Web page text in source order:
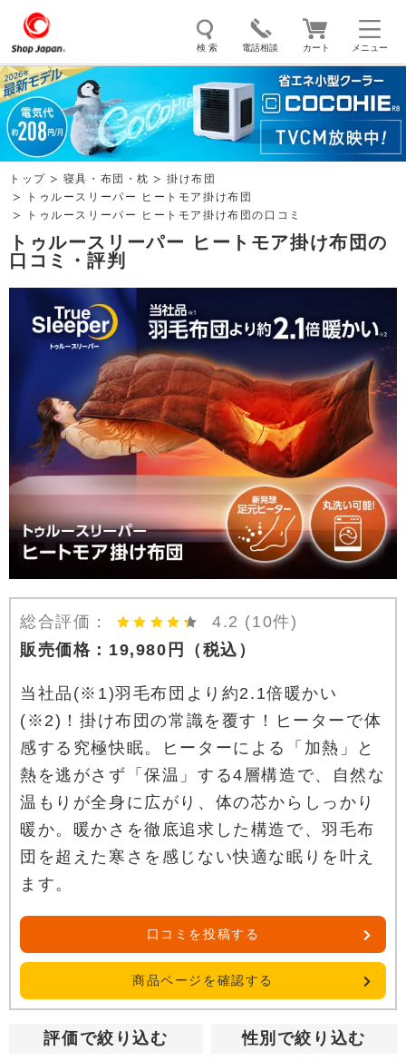
メニュー
検 索 電話相談 カート
トゥルースリーパー ソイリッチ ここひえ 枕
掃除機 クッキングプロ マイキュット
エアコン オーラルスマイル
トップ 寝具・布団・枕
掛け布団
トゥルースリーパー ヒートモア掛け布団
トゥルースリーパー ヒートモア掛け布団の口コミ
トゥルースリーパー ヒートモア掛け布団の
口コミ・評判
総合評価： 4.2 (10件)
販売価格： 19,980 円 （税込）
当社品(※1)羽毛布団より約2.1倍暖かい
(※2)！掛け布団の常識を覆す！ヒーターで体
感する究極快眠。ヒーターによる「加熱」と
熱を逃がさず「保温」する4層構造で、自然な
温もりが全身に広がり、体の芯からしっかり
暖か。暖かさを徹底追求した構造で、羽毛布
団を超えた寒さを感じない快適な眠りを叶え
ます。
口コミを投稿する
商品ページを確認する
評価で絞り込む 性別で絞り込む